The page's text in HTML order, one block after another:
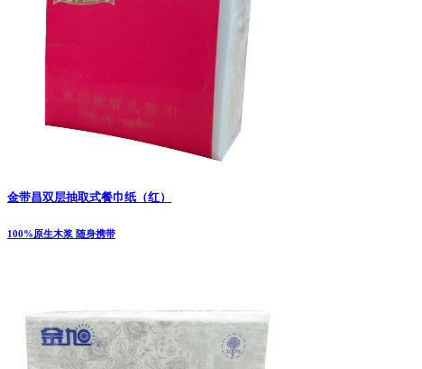
金带昌双层抽取式餐巾纸（红）
100%原生木浆 随身携带